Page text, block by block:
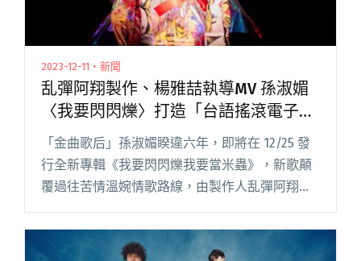
2023-12-11・新聞
乱彈阿翔製作、楊雅喆執導MV 孫淑媚
〈我要閃閃爍〉打造「台語搖滾電子弦
樂雜交風」
「金曲歌后」孫淑媚睽違六年，即將在 12/25 發
行全新專輯《我要閃閃爍我要當米蟲》，新歌顛
覆過往苦情溫婉情歌路線，由製作人乱彈阿翔量
身打造〈我要閃閃爍〉，以「搖滾電子弦樂雜交
風」融合出新型態的台語動感歌曲，2023 年末壓
軸登場。 孫淑媚閱讀全文 "乱彈阿翔製作、楊雅